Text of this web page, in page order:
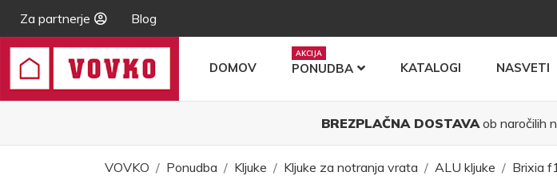
Za partnerje Blog
DOMOV PONUDBA KATALOGI NASVETI
BREZPLAČNA DOSTAVAob naročilih
VOVKO Ponudba Kljuke Kljuke za notranja vrata ALU kljuke Brixia